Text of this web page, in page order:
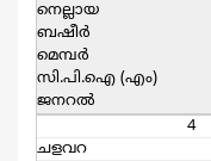
നെല്ലായ
ബഷീര്‍
മെമ്പര്‍
സി.പി.ഐ (എം)
ജനറല്‍
4
ചളവറ